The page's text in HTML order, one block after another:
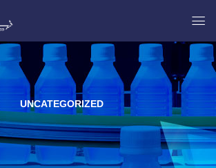
UNCATEGORIZED